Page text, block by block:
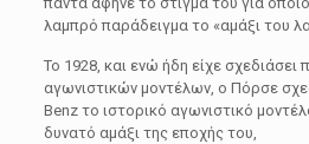
λαµπρό παράδειγµα το «αµάξι του
Το 1928, και ενώ ήδη είχε
αγωνιστικών µοντέλων, ο Πόρσε
Benz το ιστορικό αγωνιστικό
δυνατό αµάξι της εποχής του,